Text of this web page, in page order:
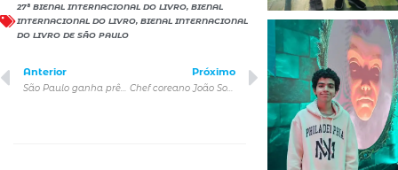
27ª BIENAL INTERNACIONAL DO LIVRO, BIENAL
INTERNACIONAL DO LIVRO, BIENAL INTERNACIONAL
DO LIVRO DE SÃO PAULO
Anterior
São Paulo ganha prêmio internacional e é eleita a ‘Melhor Cidade Global da Música’
Próximo
Chef coreano João Son promove nova edição do Hansik Experience